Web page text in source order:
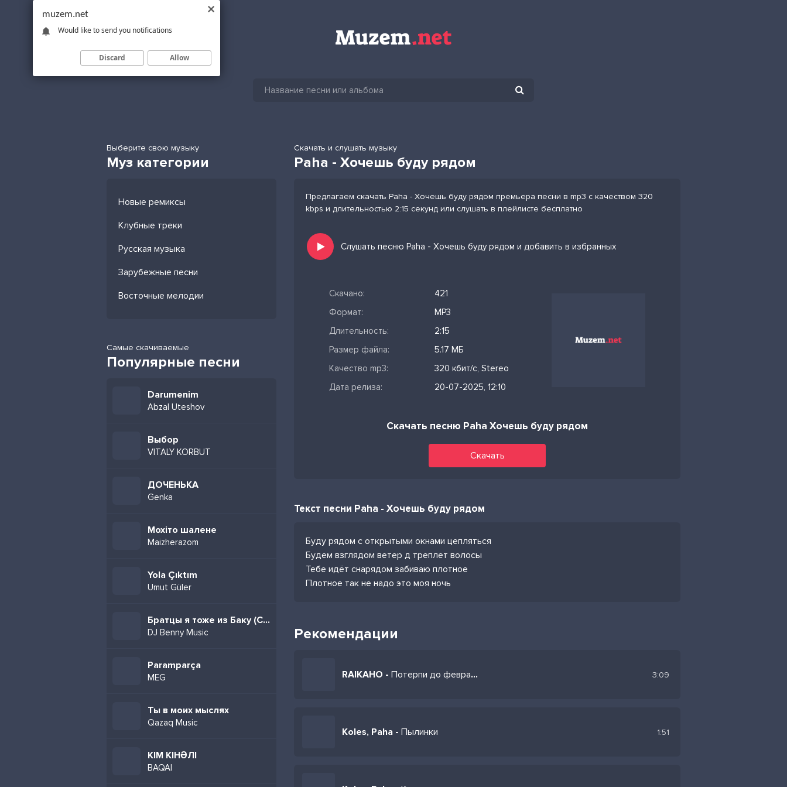
Выберите свою музыку
Муз категории
Новые ремиксы
Клубные треки
Русская музыка
Зарубежные песни
Восточные мелодии
Самые скачиваемые
Популярные песни
Darumenim
Abzal Uteshov
Выбор
VITALY KORBUT
ДОЧЕНЬКА
Genka
Мохіто шалене
Maizherazom
Yola Çıktım
Umut Güler
Братцы я тоже из Баку (Cover)
DJ Benny Music
Paramparça
MEG
Ты в моих мыслях
Qazaq Music
КІМ КІНӘЛІ
BAQAI
Скачать и слушать музыку
Paha - Хочешь буду рядом
Предлагаем скачать Paha - Хочешь буду рядом премьера песни в mp3 с качеством 320
kbps и длительностью 2:15 секунд или слушать в плейлисте бесплатно
Слушать песню Paha - Хочешь буду рядом и добавить в избранных
Скачано:
421
Формат:
MP3
Длительность:
2:15
Размер файла:
5.17 МБ
Качество mp3:
320 кбит/с, Stereo
Дата релиза:
20-07-2025, 12:10
Скачать песню Paha Хочешь буду рядом
Скачать
Текст песни Paha - Хочешь буду рядом
Буду рядом с открытыми окнами цепляться
Будем взглядом ветер д треплет волосы
Тебе идёт снарядом забиваю плотное
Плотное так не надо это моя ночь
Рекомендации
RAIKAHO - Потерпи до февраля я уверен все не зря 3:09
Koles, Paha - Пылинки 1:51
muzem.net
Would like to send you notifications
Discard Allow